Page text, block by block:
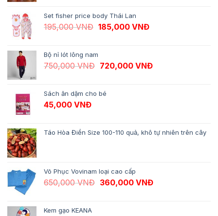
Set fisher price body Thái Lan
195,000VNĐ Giá gốc là: 195,000 VNĐ.
185,000 VNĐGiá hiện tại là:
Bộ nỉ lót lông nam
750,000VNĐ Giá gốc là: 750,000 VNĐ.
720,000 VNĐGiá hiện tại là:
Sách ăn dặm cho bé
45,000 VNĐ
Táo Hòa Điền Size 100-110 quả, khô tự nhiên trên cây
Võ Phục Vovinam loại cao cấp
650,000VNĐ Giá gốc là: 650,000 VNĐ.
360,000 VNĐGiá hiện tại là:
Kem gạo KEANA